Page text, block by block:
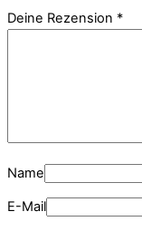
Deine Rezension *
Name
E-Mail